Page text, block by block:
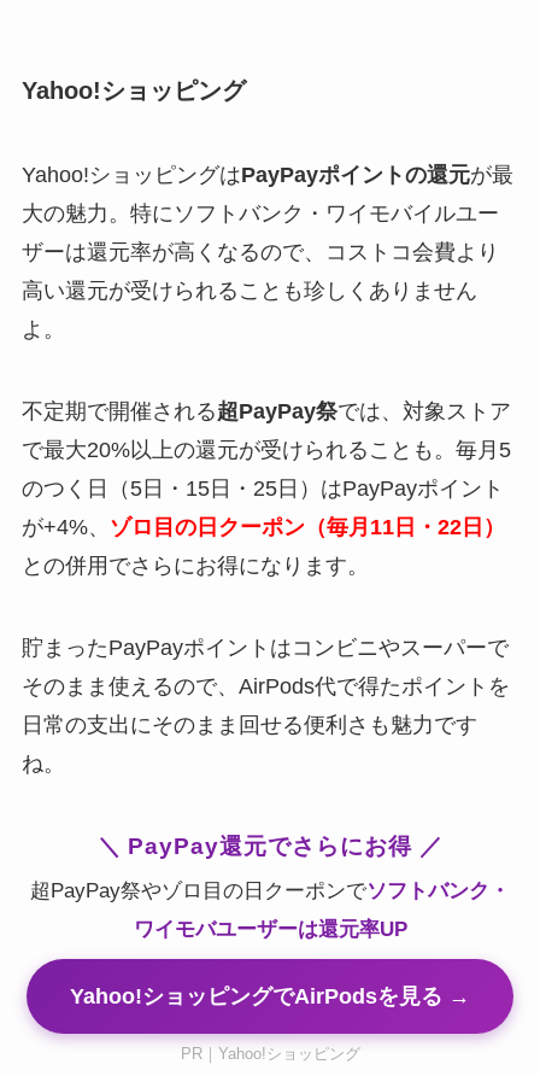
Yahoo!ショッピング
Yahoo!ショッピングはPayPayポイントの還元が最
大の魅力。特にソフトバンク・ワイモバイルユー
ザーは還元率が高くなるので、コストコ会費より
高い還元が受けられることも珍しくありません
よ。
不定期で開催される超PayPay祭では、対象ストア
で最大20%以上の還元が受けられることも。毎月5
のつく日（5日・15日・25日）はPayPayポイント
が+4%、 ゾロ目の日クーポン（毎月11日・22日）
との併用でさらにお得になります。
貯まったPayPayポイントはコンビニやスーパーで
そのまま使えるので、AirPods代で得たポイントを
日常の支出にそのまま回せる便利さも魅力です
ね。
＼ PayPay還元でさらにお得 ／
超PayPay祭やゾロ目の日クーポンでソフトバンク・
ワイモバユーザーは還元率UP
Yahoo!ショッピングでAirPodsを見る →
PR｜Yahoo!ショッピング